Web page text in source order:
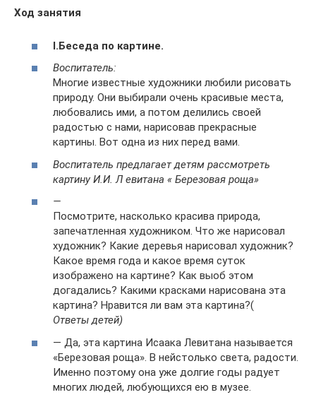
Ход занятия
I.Беседа по картине.
Воспитатель:
Многие известные художники любили рисовать
природу. Они выбирали очень красивые места,
любовались ими, а потом делились своей
радостью с нами, нарисовав прекрасные
картины. Вот одна из них перед вами.
Воспитатель предлагает детям рассмотреть
картину И.И. Л евитана « Березовая роща»
—
Посмотрите, насколько красива природа,
запечатленная художником. Что же нарисовал
художник? Какие деревья нарисовал художник?
Какое время года и какое время суток
изображено на картине? Как выоб этом
догадались? Какими красками нарисована эта
картина? Нравится ли вам эта картина?(
Ответы детей)
— Да, эта картина Исаака Левитана называется
«Березовая роща». В нейстолько света, радости.
Именно поэтому она уже долгие годы радует
многих людей, любующихся ею в музее.